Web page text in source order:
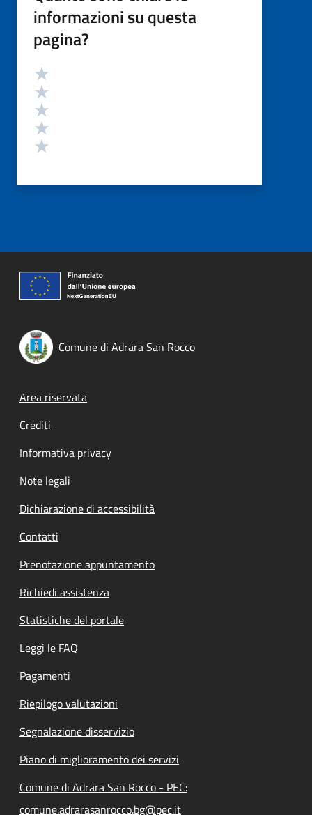
informazioni su questa
pagina?
Valutazione
Comune di Adrara San Rocco
Footer menu
Area riservata
Crediti
Informativa privacy
Note legali
Dichiarazione di accessibilità
Contatti
Prenotazione appuntamento
Richiedi assistenza
Statistiche del portale
Leggi le FAQ
Pagamenti
Riepilogo valutazioni
Segnalazione disservizio
Piano di miglioramento dei servizi
Comune di Adrara San Rocco - PEC:
comune.adrarasanrocco.bg@pec.it